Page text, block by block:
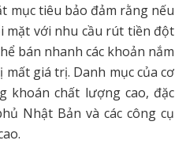
mục tiêu bảo đảm rằng nếu
mặt với nhu cầu rút tiền đột
bán nhanh các khoản nắm
giá trị. Danh mục của cơ
khoán chất lượng cao, đặc
Nhật Bản và các công cụ